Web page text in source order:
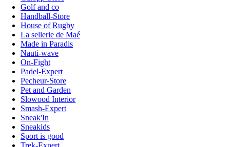
Golf and co
Handball-Store
House of Rugby
La sellerie de Maé
Made in Paradis
Nauti-wave
On-Fight
Padel-Expert
Pecheur-Store
Pet and Garden
Slowood Interior
Smash-Expert
Sneak'In
Sneakids
Sport is good
Trek-Expert